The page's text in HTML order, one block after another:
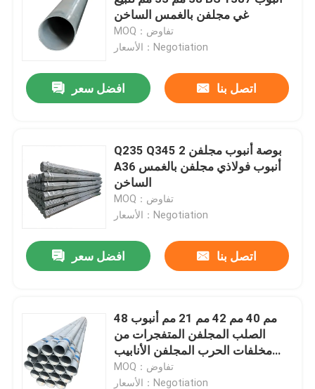
حول بنا
إتصال
المنتجات
ورقة لوحة الفولاذ المقاوم للصدأ
أنبوب مربع SS
أنابيب الفولاذ المقاوم للصدأ غير الملحومة
قطاع الفولاذ المقاوم للصدأ
غي مجلفن بالغمس الساخن
MOQ：تفاوض
الأسعار：Negotiation
افضل سعر اتصل بنا
Q235 Q345 2 بوصة أنبوب مجلفن
A36 أنبوب فولاذي مجلفن بالغمس
الساخن
MOQ：تفاوض
الأسعار：Negotiation
افضل سعر اتصل بنا
48 مم 40 مم 42 مم 21 مم أنبوب
الصلب المجلفن المتفجرات من
مخلفات الحرب المجلفن الأنابيب
المستديرة للبناء
MOQ：تفاوض
الأسعار：Negotiation